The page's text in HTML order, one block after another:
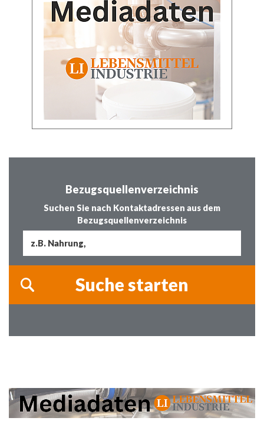
Bezugsquellenverzeichnis
Suchen Sie nach Kontaktadressen aus dem
Bezugsquellenverzeichnis